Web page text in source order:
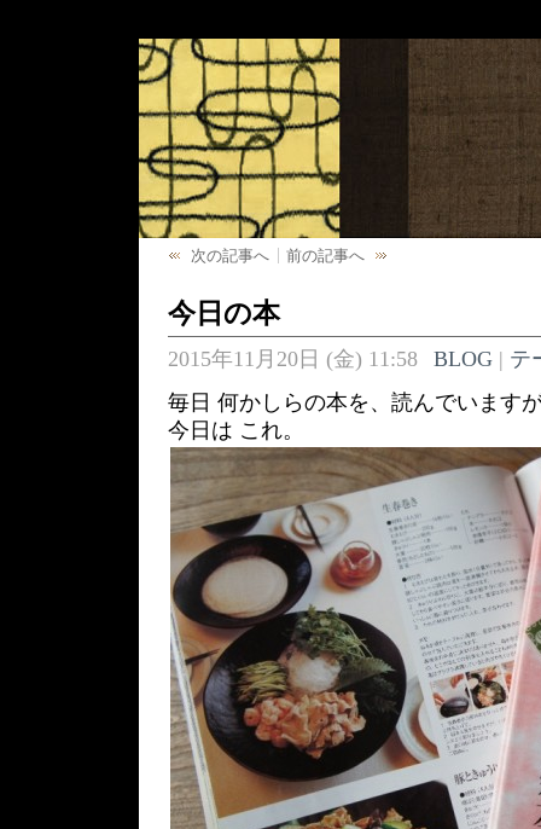
次の記事へ 前の記事へ
今日の本
2015年11月20日 (金) 11:58 BLOG| テ
毎日 何かしらの本を、読んでいます
今日は これ。